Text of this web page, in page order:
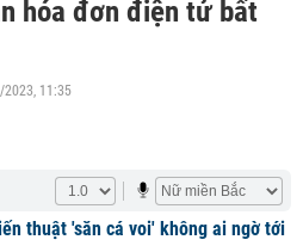
hóa đơn điện tử bất
2023, 11:35
thuật 'săn cá voi' không ai ngờ tới